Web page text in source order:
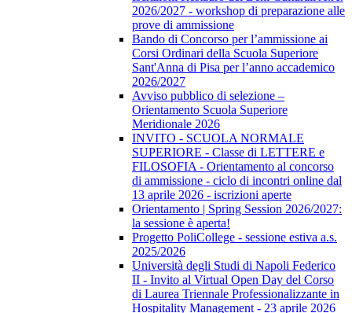
2026/2027 - workshop di preparazione alle
prove di ammissione
Bando di Concorso per l’ammissione ai
Corsi Ordinari della Scuola Superiore
Sant'Anna di Pisa per l’anno accademico
2026/2027
Avviso pubblico di selezione –
Orientamento Scuola Superiore
Meridionale 2026
INVITO - SCUOLA NORMALE
SUPERIORE - Classe di LETTERE e
FILOSOFIA - Orientamento al concorso
di ammissione - ciclo di incontri online dal
13 aprile 2026 - iscrizioni aperte
Orientamento | Spring Session 2026/2027:
la sessione è aperta!
Progetto PoliCollege - sessione estiva a.s.
2025/2026
Università degli Studi di Napoli Federico
II - Invito al Virtual Open Day del Corso
di Laurea Triennale Professionalizzante in
Hospitality Management - 23 aprile 2026